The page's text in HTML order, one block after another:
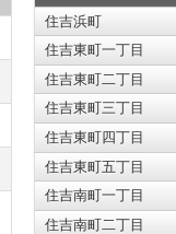
住吉浜町
住吉東町一丁目
住吉東町二丁目
住吉東町三丁目
住吉東町四丁目
住吉東町五丁目
住吉南町一丁目
住吉南町二丁目